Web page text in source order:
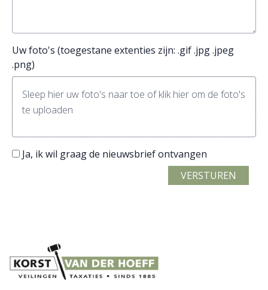
Uw foto's (toegestane extenties zijn: .gif .jpg .jpeg
.png)
Sleep hier uw foto's naar toe of klik hier om de foto's
te uploaden
Ja, ik wil graag de nieuwsbrief ontvangen
VERSTUREN